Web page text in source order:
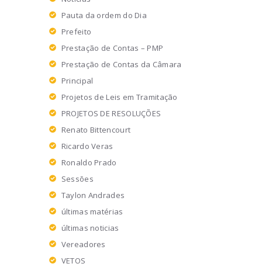
Pauta da ordem do Dia
Prefeito
Prestação de Contas – PMP
Prestação de Contas da Câmara
Principal
Projetos de Leis em Tramitação
PROJETOS DE RESOLUÇÕES
Renato Bittencourt
Ricardo Veras
Ronaldo Prado
Sessões
Taylon Andrades
últimas matérias
últimas noticias
Vereadores
VETOS